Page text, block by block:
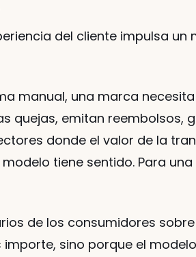
del cliente impulsa un
manual, una marca
quejas, emitan reembolsos,
donde el valor de la
tiene sentido. Para
de los consumidores
sino porque el